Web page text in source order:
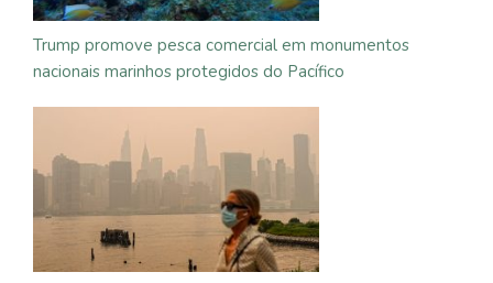
Trump promove pesca comercial em monumentos
nacionais marinhos protegidos do Pacífico